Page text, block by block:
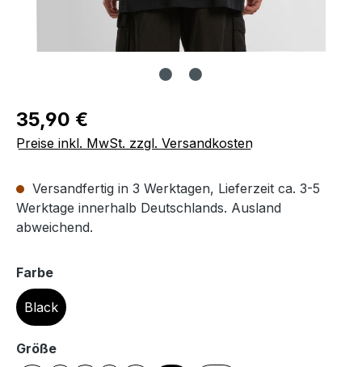
Regulärer Preis:
35,90 €
Preise inkl. MwSt. zzgl. Versandkosten
Versandfertig in 3 Werktagen, Lieferzeit ca. 3-5
Werktage innerhalb Deutschlands. Ausland
abweichend.
Farbeauswählen
Black
Größeauswählen